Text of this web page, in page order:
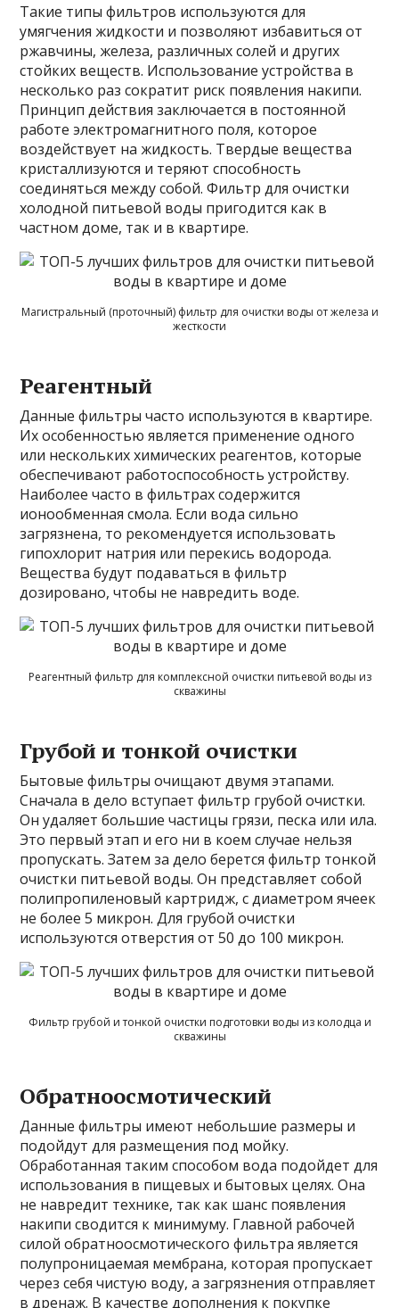
Такие типы фильтров используются для
умягчения жидкости и позволяют избавиться от
ржавчины, железа, различных солей и других
стойких веществ. Использование устройства в
несколько раз сократит риск появления накипи.
Принцип действия заключается в постоянной
работе электромагнитного поля, которое
воздействует на жидкость. Твердые вещества
кристаллизуются и теряют способность
соединяться между собой. Фильтр для очистки
холодной питьевой воды пригодится как в
частном доме, так и в квартире.
Магистральный (проточный) фильтр для очистки воды от железа и
жесткости
Реагентный
Данные фильтры часто используются в квартире.
Их особенностью является применение одного
или нескольких химических реагентов, которые
обеспечивают работоспособность устройству.
Наиболее часто в фильтрах содержится
ионообменная смола. Если вода сильно
загрязнена, то рекомендуется использовать
гипохлорит натрия или перекись водорода.
Вещества будут подаваться в фильтр
дозировано, чтобы не навредить воде.
Реагентный фильтр для комплексной очистки питьевой воды из
скважины
Грубой и тонкой очистки
Бытовые фильтры очищают двумя этапами.
Сначала в дело вступает фильтр грубой очистки.
Он удаляет большие частицы грязи, песка или ила.
Это первый этап и его ни в коем случае нельзя
пропускать. Затем за дело берется фильтр тонкой
очистки питьевой воды. Он представляет собой
полипропиленовый картридж, с диаметром ячеек
не более 5 микрон. Для грубой очистки
используются отверстия от 50 до 100 микрон.
Фильтр грубой и тонкой очистки подготовки воды из колодца и
скважины
Обратноосмотический
Данные фильтры имеют небольшие размеры и
подойдут для размещения под мойку.
Обработанная таким способом вода подойдет для
использования в пищевых и бытовых целях. Она
не навредит технике, так как шанс появления
накипи сводится к минимуму. Главной рабочей
силой обратноосмотического фильтра является
полупроницаемая мембрана, которая пропускает
через себя чистую воду, а загрязнения отправляет
в дренаж. В качестве дополнения к покупке